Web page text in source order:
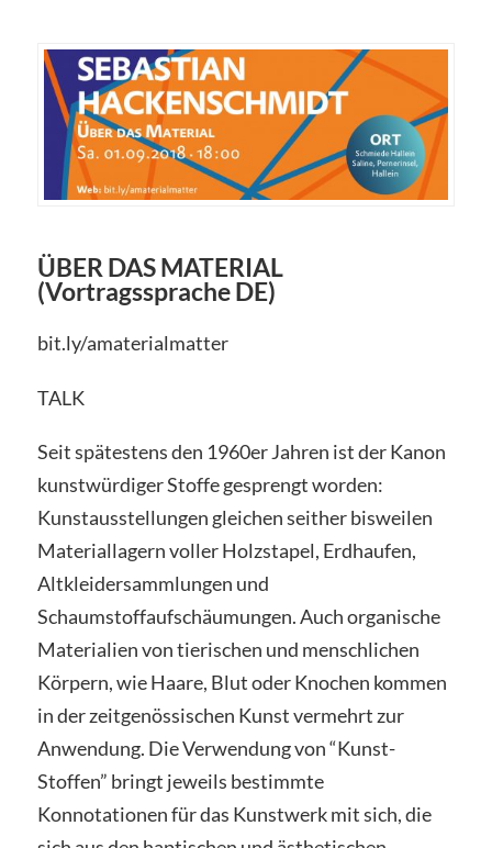
ÜBER DAS MATERIAL
(Vortragssprache DE)
bit.ly/amaterialmatter
TALK
Seit spätestens den 1960er Jahren ist der Kanon
kunstwürdiger Stoffe gesprengt worden:
Kunstausstellungen gleichen seither bisweilen
Materiallagern voller Holzstapel, Erdhaufen,
Altkleidersammlungen und
Schaumstoffaufschäumungen. Auch organische
Materialien von tierischen und menschlichen
Körpern, wie Haare, Blut oder Knochen kommen
in der zeitgenössischen Kunst vermehrt zur
Anwendung. Die Verwendung von “Kunst-
Stoffen” bringt jeweils bestimmte
Konnotationen für das Kunstwerk mit sich, die